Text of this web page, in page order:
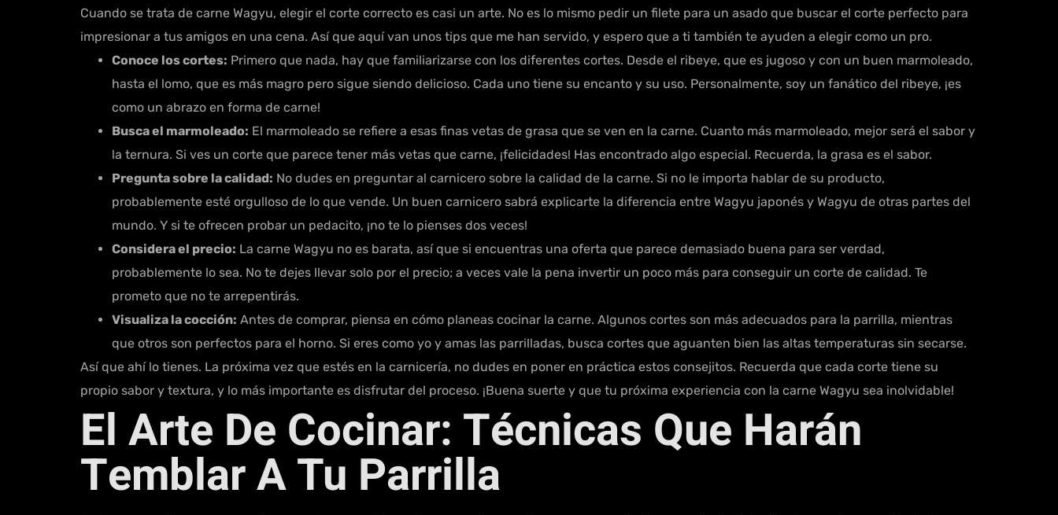
Cuando se trata de carne Wagyu, elegir el corte correcto es casi un arte. No es lo mismo pedir un filete para un asado que buscar el corte perfecto para
impresionar a tus amigos en una cena. Así que aquí van unos tips que me han servido, y espero que a ti también te ayuden a elegir como un pro.
Conoce los cortes: Primero que nada, hay que familiarizarse con los diferentes cortes. Desde el ribeye, que es jugoso y con un buen marmoleado,
hasta el lomo, que es más magro pero sigue siendo delicioso. Cada uno tiene su encanto y su uso. Personalmente, soy un fanático del ribeye, ¡es
como un abrazo en forma de carne!
Busca el marmoleado: El marmoleado se refiere a esas finas vetas de grasa que se ven en la carne. Cuanto más marmoleado, mejor será el sabor y
la ternura. Si ves un corte que parece tener más vetas que carne, ¡felicidades! Has encontrado algo especial. Recuerda, la grasa es el sabor.
Pregunta sobre la calidad: No dudes en preguntar al carnicero sobre la calidad de la carne. Si no le importa hablar de su producto,
probablemente esté orgulloso de lo que vende. Un buen carnicero sabrá explicarte la diferencia entre Wagyu japonés y Wagyu de otras partes del
mundo. Y si te ofrecen probar un pedacito, ¡no te lo pienses dos veces!
Considera el precio: La carne Wagyu no es barata, así que si encuentras una oferta que parece demasiado buena para ser verdad,
probablemente lo sea. No te dejes llevar solo por el precio; a veces vale la pena invertir un poco más para conseguir un corte de calidad. Te
prometo que no te arrepentirás.
Visualiza la cocción: Antes de comprar, piensa en cómo planeas cocinar la carne. Algunos cortes son más adecuados para la parrilla, mientras
que otros son perfectos para el horno. Si eres como yo y amas las parrilladas, busca cortes que aguanten bien las altas temperaturas sin secarse.
Así que ahí lo tienes. La próxima vez que estés en la carnicería, no dudes en poner en práctica estos consejitos. Recuerda que cada corte tiene su
propio sabor y textura, y lo más importante es disfrutar del proceso. ¡Buena suerte y que tu próxima experiencia con la carne Wagyu sea inolvidable!
El Arte De Cocinar: Técnicas Que Harán
Temblar A Tu Parrilla